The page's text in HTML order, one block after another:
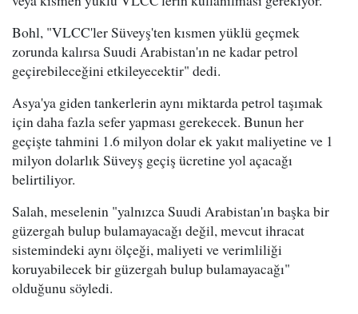
Bohl, "VLCC'ler Süveyş'ten kısmen yüklü geçmek
zorunda kalırsa Suudi Arabistan'ın ne kadar petrol
geçirebileceğini etkileyecektir" dedi.
Asya'ya giden tankerlerin aynı miktarda petrol taşımak
için daha fazla sefer yapması gerekecek. Bunun her
geçişte tahmini 1.6 milyon dolar ek yakıt maliyetine ve 1
milyon dolarlık Süveyş geçiş ücretine yol açacağı
belirtiliyor.
Salah, meselenin "yalnızca Suudi Arabistan'ın başka bir
güzergah bulup bulamayacağı değil, mevcut ihracat
sistemindeki aynı ölçeği, maliyeti ve verimliliği
koruyabilecek bir güzergah bulup bulamayacağı"
olduğunu söyledi.